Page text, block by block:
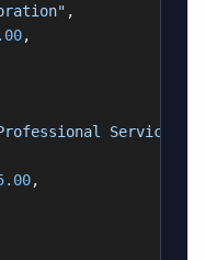
,
,
Services"
,